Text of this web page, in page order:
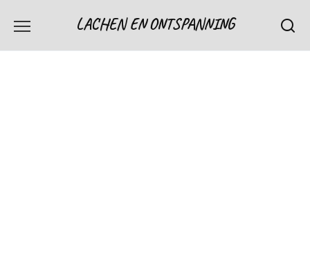
LACHEN EN ONTSPANNING